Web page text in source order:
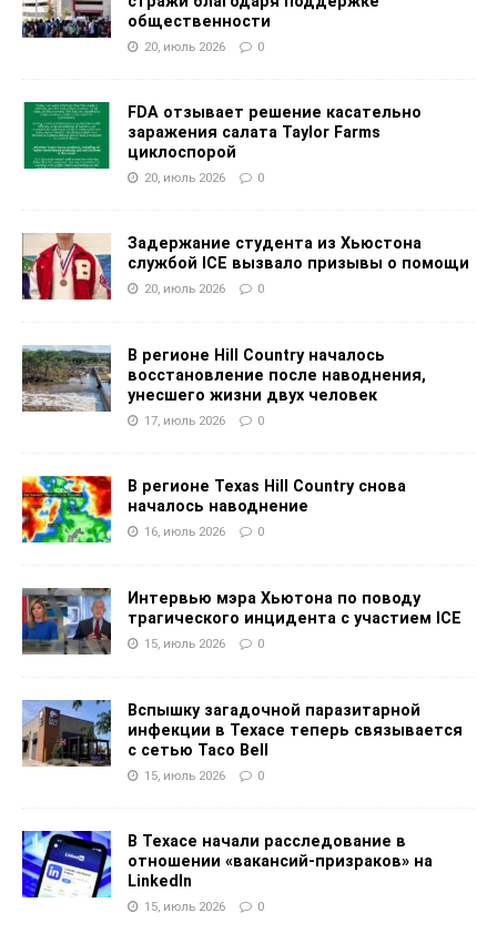
общественности
20, июль 2026 0
FDA отзывает решение касательно
заражения салата Taylor Farms
циклоспорой
20, июль 2026 0
Задержание студента из Хьюстона
службой ICE вызвало призывы о помощи
20, июль 2026 0
В регионе Hill Country началось
восстановление после наводнения,
унесшего жизни двух человек
17, июль 2026 0
В регионе Texas Hill Country снова
началось наводнение
16, июль 2026 0
Интервью мэра Хьютона по поводу
трагического инцидента с участием ICE
15, июль 2026 0
Вспышку загадочной паразитарной
инфекции в Техасе теперь связывается
с сетью Taco Bell
15, июль 2026 0
В Техасе начали расследование в
отношении «вакансий-призраков» на
LinkedIn
15, июль 2026 0